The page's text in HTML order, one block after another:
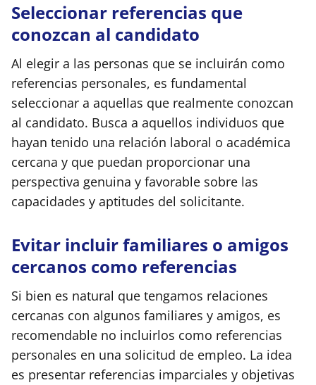
Seleccionar referencias que
conozcan al candidato
Al elegir a las personas que se incluirán como
referencias personales, es fundamental
seleccionar a aquellas que realmente conozcan
al candidato. Busca a aquellos individuos que
hayan tenido una relación laboral o académica
cercana y que puedan proporcionar una
perspectiva genuina y favorable sobre las
capacidades y aptitudes del solicitante.
Evitar incluir familiares o amigos
cercanos como referencias
Si bien es natural que tengamos relaciones
cercanas con algunos familiares y amigos, es
recomendable no incluirlos como referencias
personales en una solicitud de empleo. La idea
es presentar referencias imparciales y objetivas